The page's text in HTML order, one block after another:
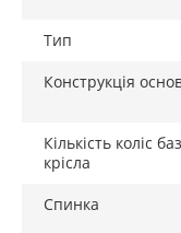
полівінілхлорид, що
відрізняється
довговічний, не
Тип
Конструкція
Кількість коліс
крісла
Спинка